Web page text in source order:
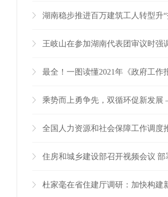
湖南稳步推进百万建筑工人转型升“
王岐山在参加湖南代表团审议时强调从
最全！一图读懂2021年《政府工作
乘势而上勇争先，双循环促新发
全国人力资源和社会保障工作调度
住房和城乡建设部召开视频会议
杜家毫在省住建厅调研：加快构建